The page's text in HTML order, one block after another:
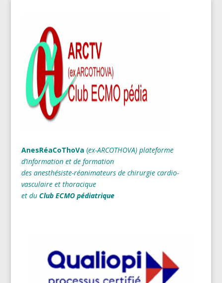
AnesRéaCoThoVa (ex-ARCOTHOVA) plateforme
d’information et de formation
des anesthésiste-réanimateurs de chirurgie cardio-
vasculaire et thoracique
et du Club ECMO pédiatrique